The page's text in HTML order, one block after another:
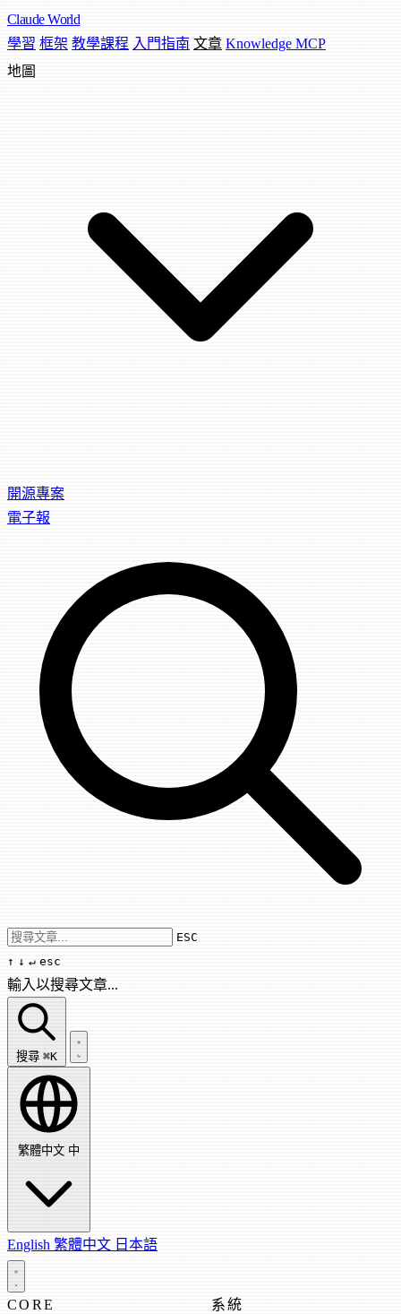
Claude World
學習 框架 教學課程 入門指南 文章 Knowledge MCP
地圖
開源專案
電子報
Use arrow keys to navigate results,
ESC
↑ ↓ ↵ esc
輸入以搜尋文章...
搜尋文章...
搜尋 ⌘K
繁體中文 中
English 繁體中文 日本語
CORE 系統